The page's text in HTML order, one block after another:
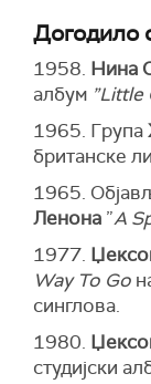
Догодило
1958. Нина
албум ”Little
1965. Група
британске
1965.
Ленона ”A
1977.
Way To Go
синглова.
1980.
студијски